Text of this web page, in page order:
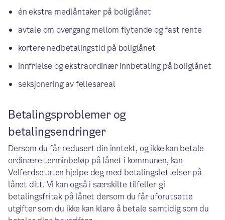
én ekstra medlåntaker på boliglånet
avtale om overgang mellom flytende og fast rente
kortere nedbetalingstid på boliglånet
innfrielse og ekstraordinær innbetaling på boliglånet
seksjonering av fellesareal
Betalingsproblemer og
betalingsendringer
Dersom du får redusert din inntekt, og ikke kan betale
ordinære terminbeløp på lånet i kommunen, kan
Velferdsetaten hjelpe deg med betalingslettelser på
lånet ditt. Vi kan også i særskilte tilfeller gi
betalingsfritak på lånet dersom du får uforutsette
utgifter som du ikke kan klare å betale samtidig som du